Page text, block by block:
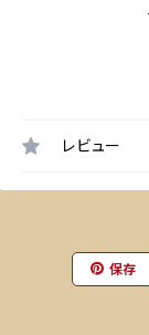
レビュー
保存